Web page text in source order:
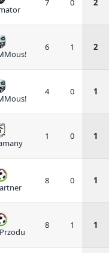
7 0 2
6 1 2
4 0 1
1 0 1
8 0 1
8 1 1